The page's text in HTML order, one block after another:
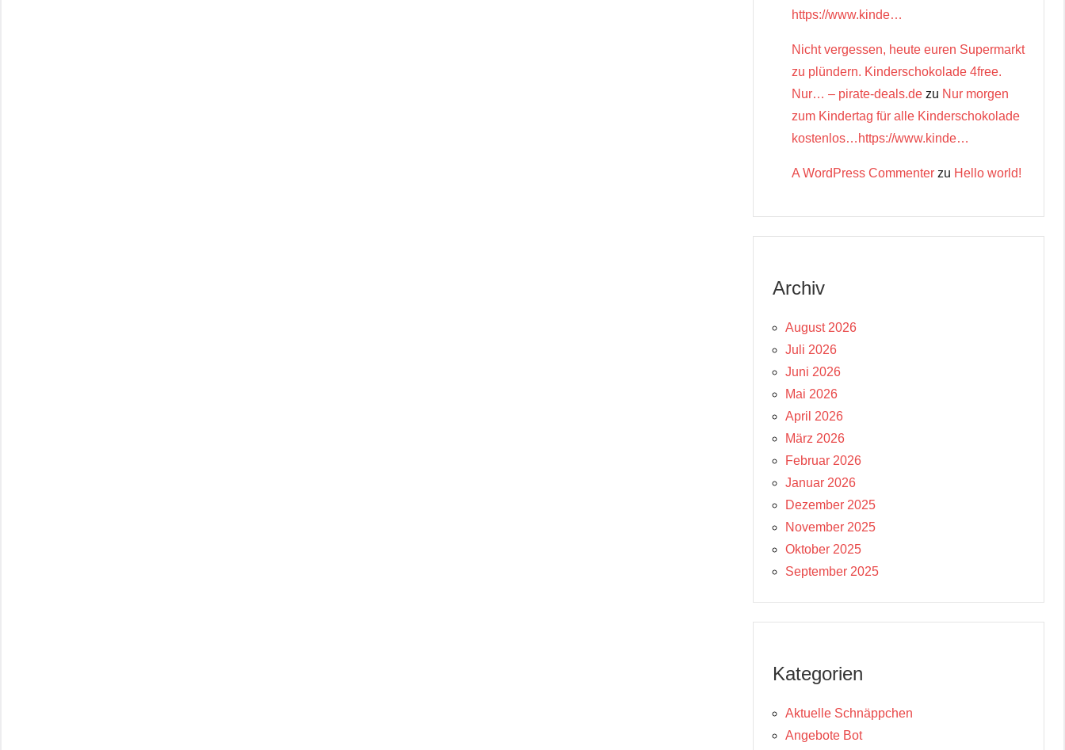
https://www.kinde…
Nicht vergessen, heute euren Supermarkt
zu plündern. Kinderschokolade 4free.
Nur… – pirate-deals.de zu Nur morgen
zum Kindertag für alle Kinderschokolade
kostenlos…https://www.kinde…
A WordPress Commenter zu Hello world!
Archiv
August 2026
Juli 2026
Juni 2026
Mai 2026
April 2026
März 2026
Februar 2026
Januar 2026
Dezember 2025
November 2025
Oktober 2025
September 2025
Kategorien
Aktuelle Schnäppchen
Angebote Bot